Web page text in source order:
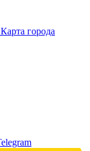
Карта города